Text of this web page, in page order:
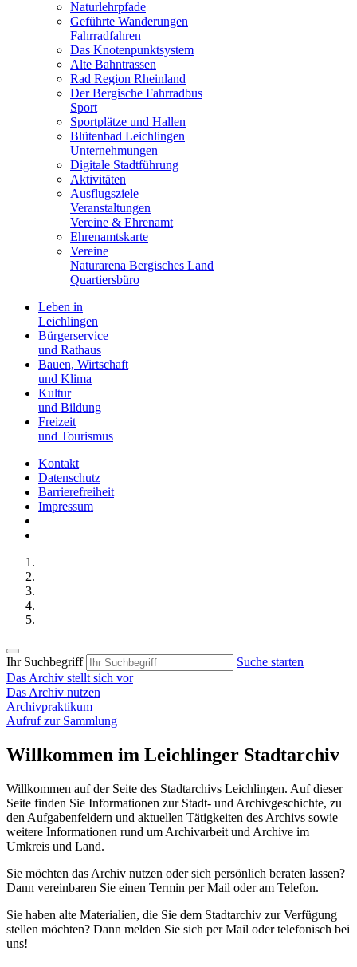
Naturlehrpfade
Geführte Wanderungen
Fahrradfahren
Das Knotenpunktsystem
Alte Bahntrassen
Rad Region Rheinland
Der Bergische Fahrradbus
Sport
Sportplätze und Hallen
Blütenbad Leichlingen
Unternehmungen
Digitale Stadtführung
Aktivitäten
Ausflugsziele
Veranstaltungen
Vereine & Ehrenamt
Ehrenamtskarte
Vereine
Naturarena Bergisches Land
Quartiersbüro
Leben in
Leichlingen
Bürgerservice
und Rathaus
Bauen, Wirtschaft
und Klima
Kultur
und Bildung
Freizeit
und Tourismus
Kontakt
Datenschutz
Barrierefreiheit
Impressum
Ihr Suchbegriff
Suche starten
Das Archiv stellt sich vor
Das Archiv nutzen
Archivpraktikum
Aufruf zur Sammlung
Willkommen im Leichlinger Stadtarchiv
Willkommen auf der Seite des Stadtarchivs Leichlingen. Auf dieser
Seite finden Sie Informationen zur Stadt- und Archivgeschichte, zu
den Aufgabenfeldern und aktuellen Tätigkeiten des Archivs sowie
weitere Informationen rund um Archivarbeit und Archive im
Umkreis und Land.
Sie möchten das Archiv nutzen oder sich persönlich beraten lassen?
Dann vereinbaren Sie einen Termin per Mail oder am Telefon.
Sie haben alte Materialien, die Sie dem Stadtarchiv zur Verfügung
stellen möchten? Dann melden Sie sich per Mail oder telefonisch bei
uns!